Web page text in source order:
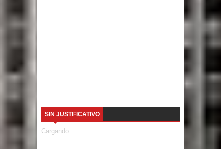
SIN JUSTIFICATIVO
Cargando...